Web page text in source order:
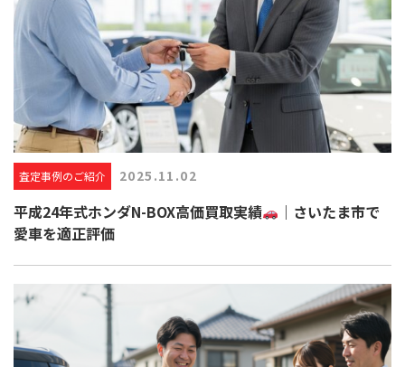
査定事例のご紹介 2025.11.02
平成24年式ホンダN-BOX高価買取実績
｜さいたま市で
愛車を適正評価